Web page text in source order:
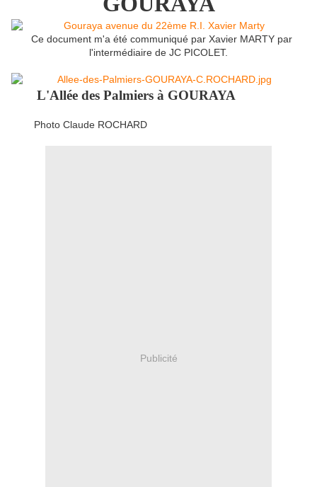
Ce document m'a été communiqué par Xavier MARTY par
l'intermédiaire de JC PICOLET.
L'Allée des Palmiers à GOURAYA
Photo Claude ROCHARD
Publicité